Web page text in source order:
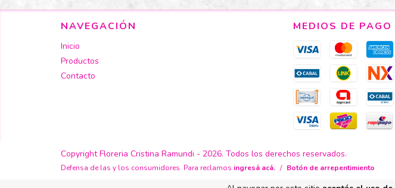
NAVEGACIÓN
Inicio
Productos
Contacto
MEDIOS DE PAGO
Copyright Floreria Cristina Ramundi - 2026. Todos los derechos reservados.
Defensa de las y los consumidores. Para reclamos ingresá acá. / Botón de arrepentimiento